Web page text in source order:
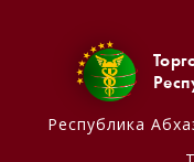
Республика